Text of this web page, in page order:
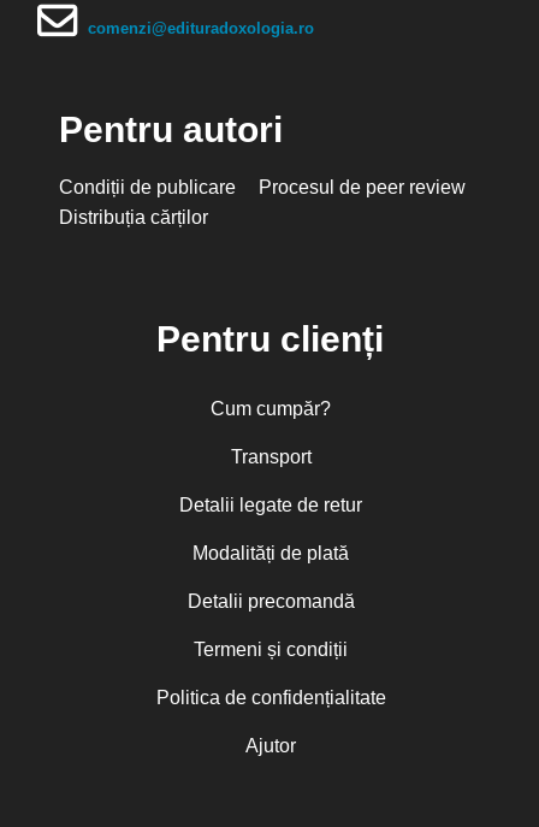
comenzi@edituradoxologia.ro
Pentru autori
Condiții de publicare
Procesul de peer review
Distribuția cărților
Pentru clienți
Cum cumpăr?
Transport
Detalii legate de retur
Modalități de plată
Detalii precomandă
Termeni și condiții
Politica de confidențialitate
Ajutor